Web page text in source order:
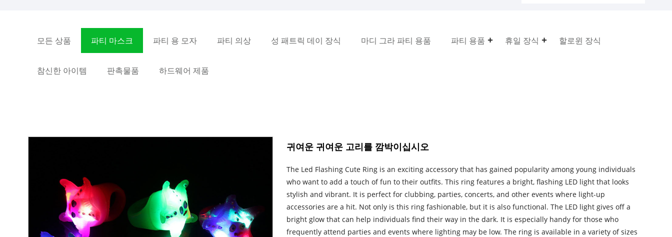
모든 상품 파티 마스크 파티 용 모자 파티 의상 성 패트릭 데이 장식 마디 그라 파티 용품 파티 용품 휴일 장식 할로윈 장식
참신한 아이템 판촉물품 하드웨어 제품
귀여운 귀여운 고리를 깜박이십시오
The Led Flashing Cute Ring is an exciting accessory that has gained popularity among young individuals
who want to add a touch of fun to their outfits. This ring features a bright, flashing LED light that looks
stylish and vibrant. It is perfect for clubbing, parties, concerts, and other events where light-up
accessories are a hit. Not only is this ring fashionable, but it is also functional. The LED light gives off a
bright glow that can help individuals find their way in the dark. It is especially handy for those who
frequently attend parties and events where lighting may be low. The ring is available in a variety of sizes